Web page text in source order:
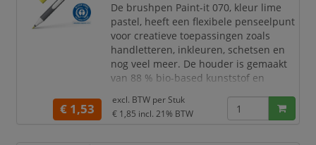
De brushpen Paint-it 070, kleur lime
pastel, heeft een flexibele penseelpunt
voor creatieve toepassingen zoals
handletteren, inkleuren, schetsen en
nog veel meer. De houder is gemaakt
van 88 % bio-based kunststof en
bekendste milieukeurmerk "Blauer
Engel". De flexibele premium
€ 1,53
excl. BTW per Stuk
€ 1,85 incl. 21% BTW